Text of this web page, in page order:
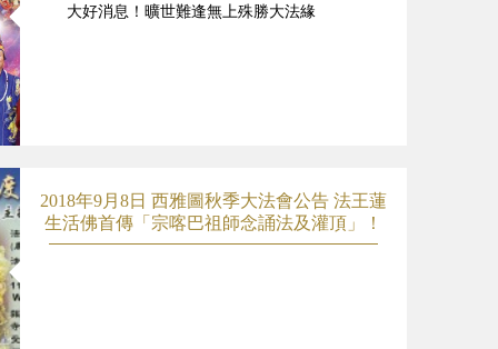
大好消息！曠世難逢無上殊勝大法緣
2018年9月8日 西雅圖秋季大法會公告 法王蓮
生活佛首傳「宗喀巴祖師念誦法及灌頂」！